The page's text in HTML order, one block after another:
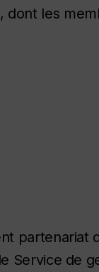
les
partenariat
Service de